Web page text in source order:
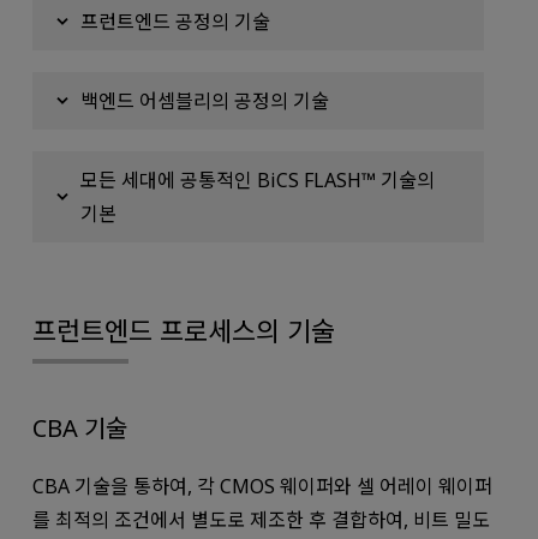
프런트엔드 공정의 기술
백엔드 어셈블리의 공정의 기술
모든 세대에 공통적인 BiCS FLASH™ 기술의
기본
프런트엔드 프로세스의 기술
CBA 기술
CBA 기술을 통하여, 각 CMOS 웨이퍼와 셀 어레이 웨이퍼
를 최적의 조건에서 별도로 제조한 후 결합하여, 비트 밀도